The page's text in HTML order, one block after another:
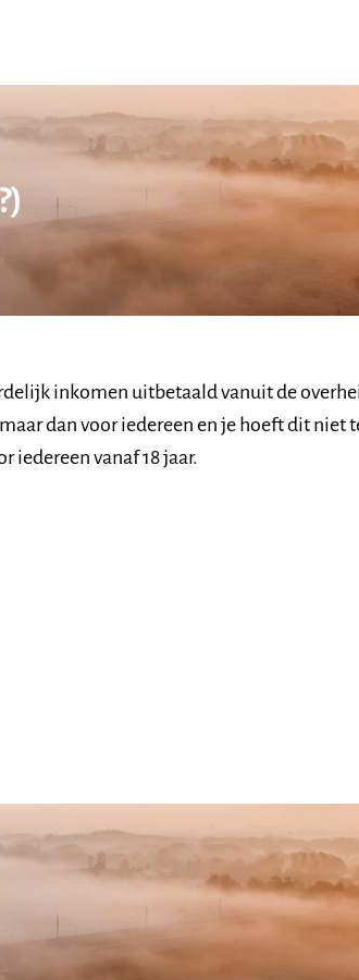
inkomen uitbetaald vanuit de
dan voor iedereen en je hoeft dit niet
iedereen vanaf 18 jaar.